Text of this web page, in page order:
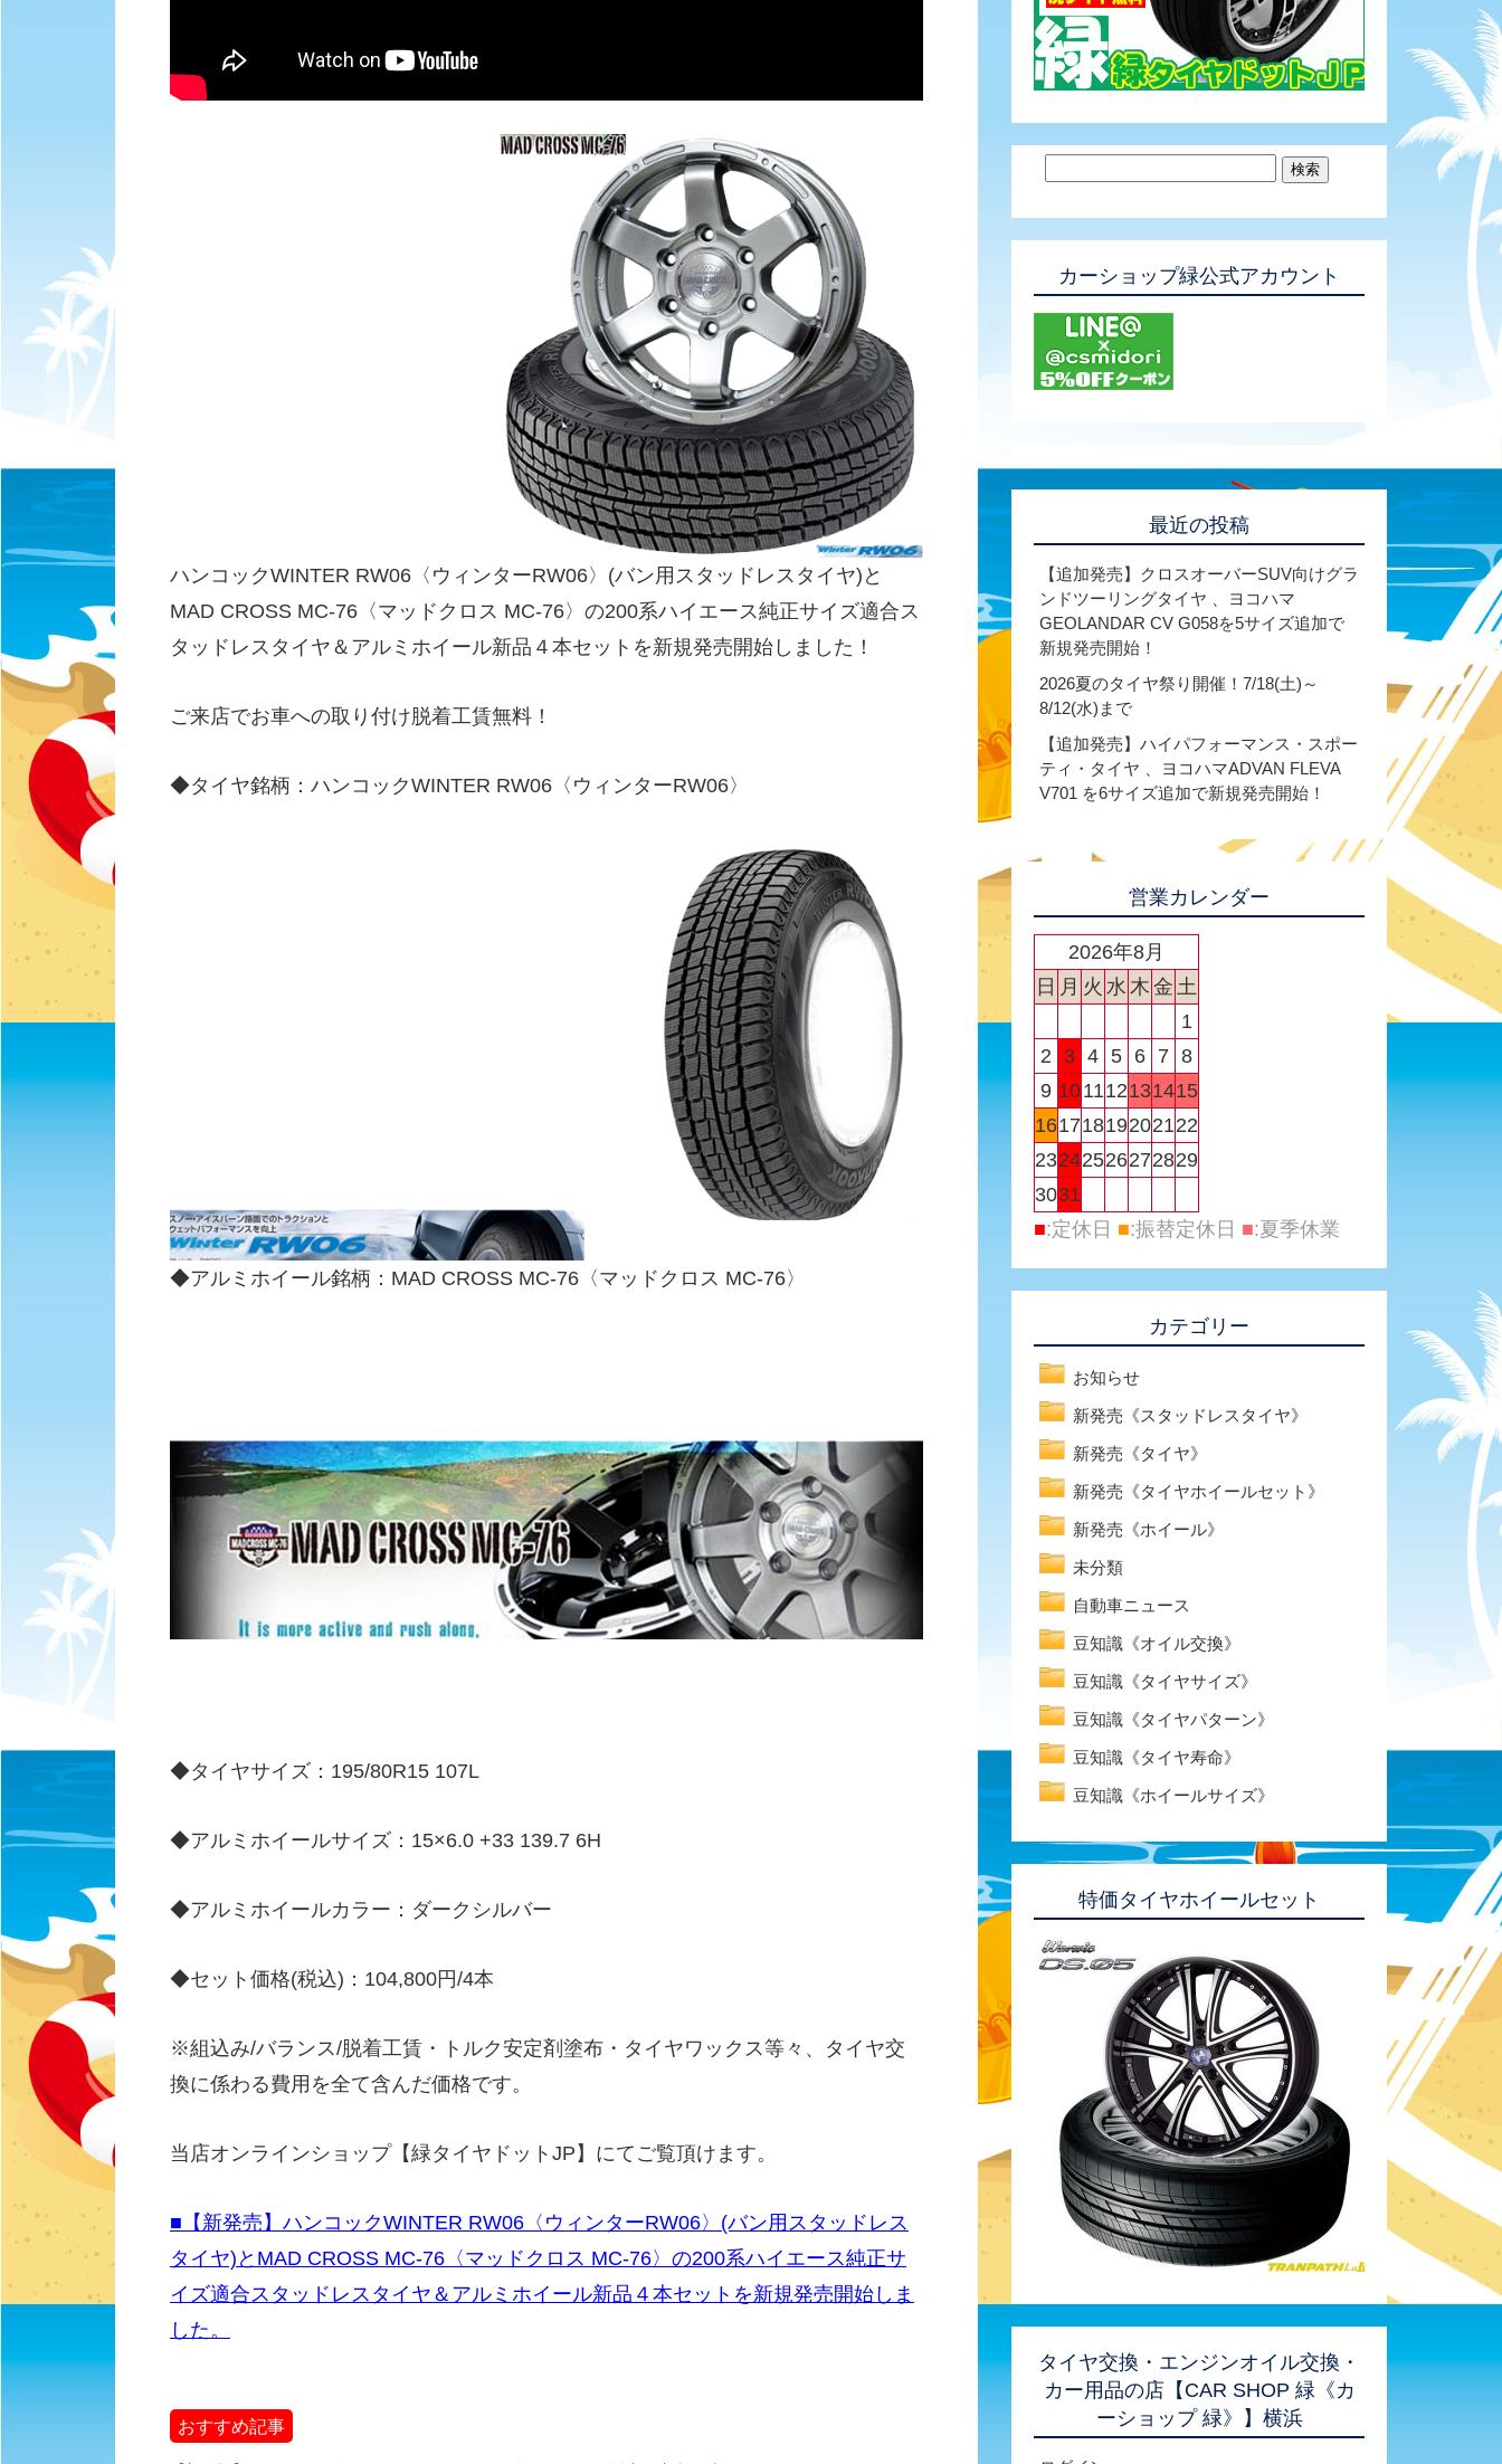
ハンコックWINTER RW06〈ウィンターRW06〉(バン用スタッドレスタイヤ)と
MAD CROSS MC-76〈マッドクロス MC-76〉の200系ハイエース純正サイズ適合ス
タッドレスタイヤ＆アルミホイール新品４本セットを新規発売開始しました！
ご来店でお車への取り付け脱着工賃無料！
◆タイヤ銘柄：ハンコックWINTER RW06〈ウィンターRW06〉
◆アルミホイール銘柄：MAD CROSS MC-76〈マッドクロス MC-76〉
◆タイヤサイズ：195/80R15 107L
◆アルミホイールサイズ：15×6.0 +33 139.7 6H
◆アルミホイールカラー：ダークシルバー
◆セット価格(税込)：104,800円/4本
※組込み/バランス/脱着工賃・トルク安定剤塗布・タイヤワックス等々、タイヤ交
換に係わる費用を全て含んだ価格です。
当店オンラインショップ【緑タイヤドットJP】にてご覧頂けます。
■【新発売】ハンコックWINTER RW06〈ウィンターRW06〉(バン用スタッドレス
タイヤ)とMAD CROSS MC-76〈マッドクロス MC-76〉の200系ハイエース純正サ
イズ適合スタッドレスタイヤ＆アルミホイール新品４本セットを新規発売開始しま
した。
おすすめ記事
カーショップ緑公式アカウント
最近の投稿
【追加発売】クロスオーバーSUV向けグラ
ンドツーリングタイヤ 、ヨコハマ
GEOLANDAR CV G058を5サイズ追加で
新規発売開始！
2026夏のタイヤ祭り開催！7/18(土)～
8/12(水)まで
【追加発売】ハイパフォーマンス・スポー
ティ・タイヤ 、ヨコハマADVAN FLEVA
V701 を6サイズ追加で新規発売開始！
営業カレンダー
2026年8月
日 月 火 水 木 金 土
1
2
3 4 5 6 7 8
9 101112131415
16171819202122
23242526272829
3031
■:定休日 ■:振替定休日 ■:夏季休業
カテゴリー
お知らせ
新発売《スタッドレスタイヤ》
新発売《タイヤ》
新発売《タイヤホイールセット》
新発売《ホイール》
未分類
自動車ニュース
豆知識《オイル交換》
豆知識《タイヤサイズ》
豆知識《タイヤパターン》
豆知識《タイヤ寿命》
豆知識《ホイールサイズ》
特価タイヤホイールセット
タイヤ交換・エンジンオイル交換・
カー用品の店【CAR SHOP 緑《カ
ーショップ 緑》】横浜